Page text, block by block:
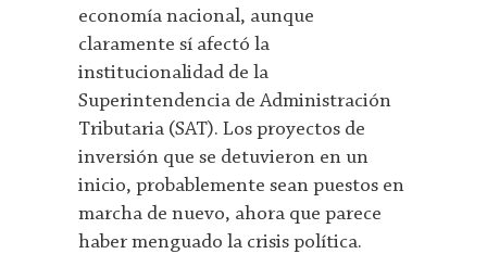
economía nacional, aunque
claramente sí afectó la
institucionalidad de la
Superintendencia de Administración
Tributaria (SAT). Los proyectos de
inversión que se detuvieron en un
inicio, probablemente sean puestos en
marcha de nuevo, ahora que parece
haber menguado la crisis política.